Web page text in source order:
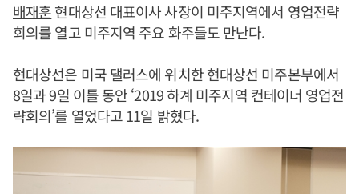
배재훈현대상선 대표이사 사장이 미주지역에서 영업전략
회의를 열고 미주지역 주요 화주들도 만난다.
현대상선은 미국 댈러스에 위치한 현대상선 미주본부에서
8일과 9일 이틀 동안 ‘2019 하계 미주지역 컨테이너 영업전
략회의’를 열었다고 11일 밝혔다.